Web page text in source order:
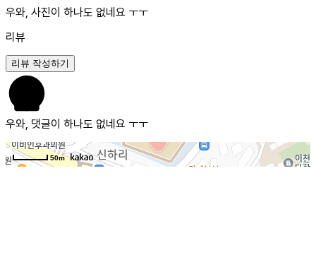
우와, 사진이 하나도 없네요 ㅜㅜ
리뷰
리뷰 작성하기
우와, 댓글이 하나도 없네요 ㅜㅜ
50m